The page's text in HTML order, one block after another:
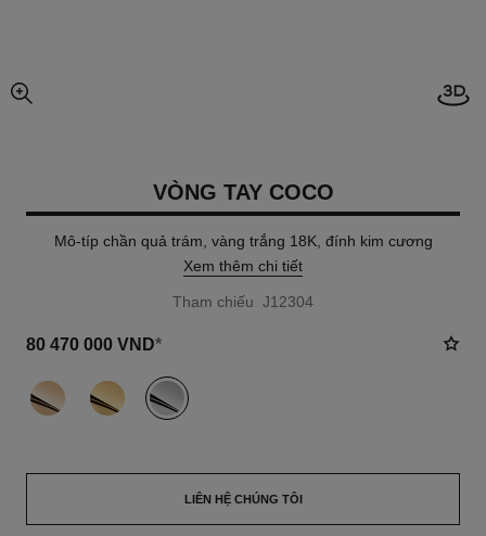
Mở
chế độ xem hình ảnh mở rộng
VÒNG TAY COCO
Mô-típ chần quả trám, vàng trắng 18K, đính kim cương
Xem thêm chi tiết
Tham chiếu J12304
80 470 000 VND*
khác(3)
LIÊN HỆ CHÚNG TÔI